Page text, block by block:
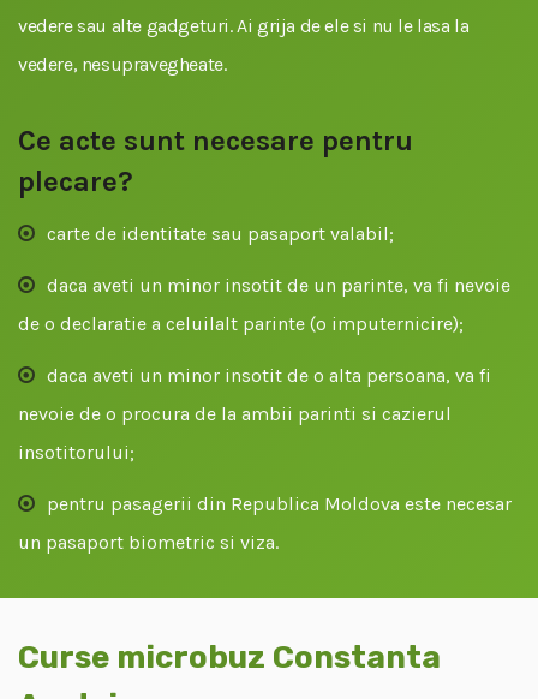
vedere sau alte gadgeturi. Ai grija de ele si nu le lasa la
vedere, nesupravegheate.
Ce acte sunt necesare pentru
plecare?
carte de identitate sau pasaport valabil;
daca aveti un minor insotit de un parinte, va fi nevoie
de o declaratie a celuilalt parinte (o imputernicire);
daca aveti un minor insotit de o alta persoana, va fi
nevoie de o procura de la ambii parinti si cazierul
insotitorului;
pentru pasagerii din Republica Moldova este necesar
un pasaport biometric si viza.
Curse microbuz Constanta